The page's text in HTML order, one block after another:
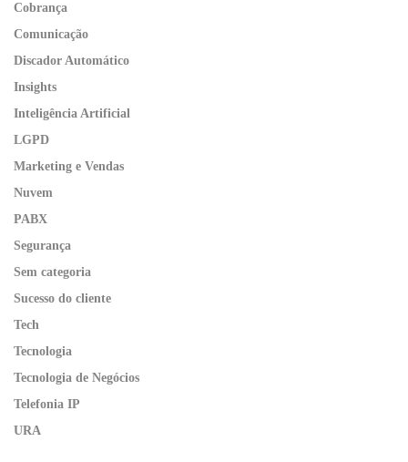
Cobrança
Comunicação
Discador Automático
Insights
Inteligência Artificial
LGPD
Marketing e Vendas
Nuvem
PABX
Segurança
Sem categoria
Sucesso do cliente
Tech
Tecnologia
Tecnologia de Negócios
Telefonia IP
URA